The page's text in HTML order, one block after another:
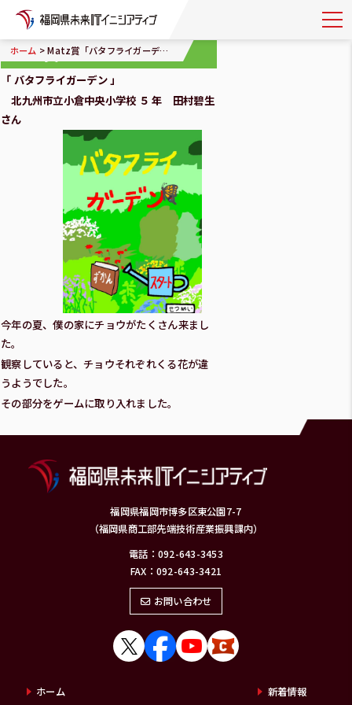
ホーム > Matz賞「バタフライガーデン」
Matz賞
「 バタフライガーデン 」
北九州市立小倉中央小学校 ５ 年 田村碧生
さん
今年の夏、僕の家にチョウがたくさん来まし
た。
観察していると、チョウそれぞれくる花が違
うようでした。
その部分をゲームに取り入れました。
福岡県福岡市博多区東公園7-7
（福岡県商工部先端技術産業振興課内）
電話：092-643-3453
FAX：092-643-3421
お問い合わせ
ホーム 新着情報